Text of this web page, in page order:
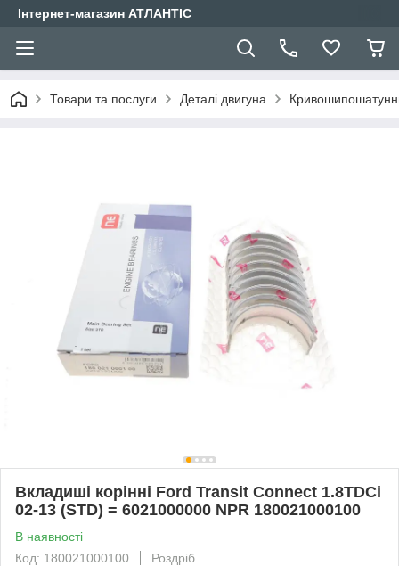
Інтернет-магазин АТЛАНТІС
Товари та послуги Деталі двигуна
Вкладиші корінні Ford Transit Connect 1.8TDCi
02-13 (STD) = 6021000000 NPR 180021000100
В наявності
Код: 180021000100
Роздріб